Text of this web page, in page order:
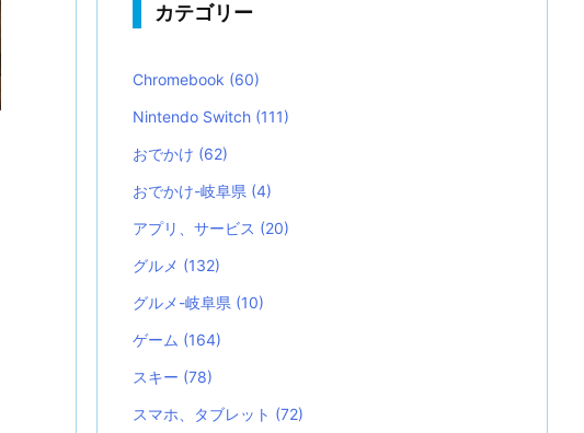
カテゴリー
Chromebook (60)
Nintendo Switch (111)
おでかけ (62)
おでかけ-岐阜県 (4)
アプリ、サービス (20)
グルメ (132)
グルメ-岐阜県 (10)
ゲーム (164)
スキー (78)
スマホ、タブレット (72)